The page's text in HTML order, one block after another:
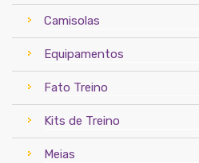
Camisolas
Equipamentos
Fato Treino
Kits de Treino
Meias